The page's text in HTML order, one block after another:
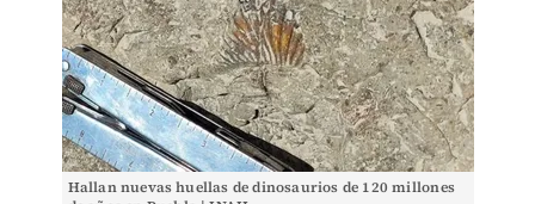
Hallan nuevas huellas de dinosaurios de 120 millones